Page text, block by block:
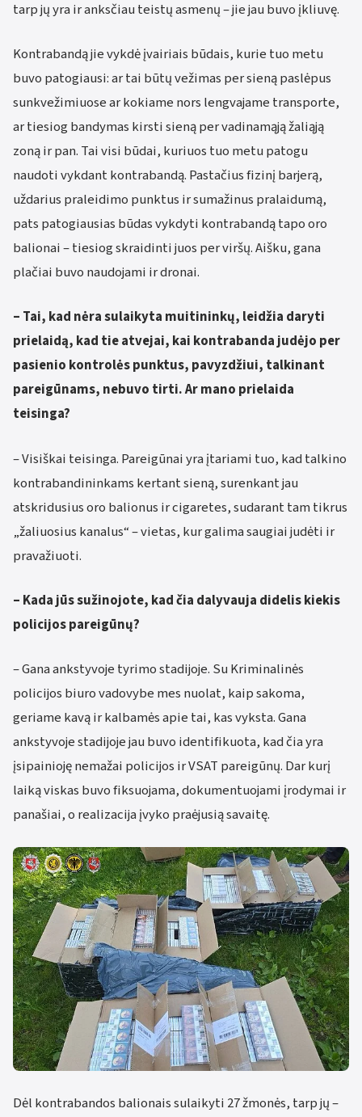
tarp jų yra ir anksčiau teistų asmenų – jie jau buvo įkliuvę.
Kontrabandą jie vykdė įvairiais būdais, kurie tuo metu
buvo patogiausi: ar tai būtų vežimas per sieną paslėpus
sunkvežimiuose ar kokiame nors lengvajame transporte,
ar tiesiog bandymas kirsti sieną per vadinamąją žaliąją
zoną ir pan. Tai visi būdai, kuriuos tuo metu patogu
naudoti vykdant kontrabandą. Pastačius fizinį barjerą,
uždarius praleidimo punktus ir sumažinus pralaidumą,
pats patogiausias būdas vykdyti kontrabandą tapo oro
balionai – tiesiog skraidinti juos per viršų. Aišku, gana
plačiai buvo naudojami ir dronai.
– Tai, kad nėra sulaikyta muitininkų, leidžia daryti
prielaidą, kad tie atvejai, kai kontrabanda judėjo per
pasienio kontrolės punktus, pavyzdžiui, talkinant
pareigūnams, nebuvo tirti. Ar mano prielaida
teisinga?
– Visiškai teisinga. Pareigūnai yra įtariami tuo, kad talkino
kontrabandininkams kertant sieną, surenkant jau
atskridusius oro balionus ir cigaretes, sudarant tam tikrus
„žaliuosius kanalus“ – vietas, kur galima saugiai judėti ir
pravažiuoti.
– Kada jūs sužinojote, kad čia dalyvauja didelis kiekis
policijos pareigūnų?
– Gana ankstyvoje tyrimo stadijoje. Su Kriminalinės
policijos biuro vadovybe mes nuolat, kaip sakoma,
geriame kavą ir kalbamės apie tai, kas vyksta. Gana
ankstyvoje stadijoje jau buvo identifikuota, kad čia yra
įsipainioję nemažai policijos ir VSAT pareigūnų. Dar kurį
laiką viskas buvo fiksuojama, dokumentuojami įrodymai ir
panašiai, o realizacija įvyko praėjusią savaitę.
Dėl kontrabandos balionais sulaikyti 27 žmonės, tarp jų –